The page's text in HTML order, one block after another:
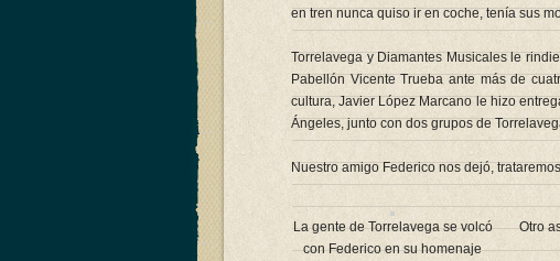
en tren nunca quiso ir en coche, tenía sus
Torrelavega y Diamantes Musicales le
Pabellón Vicente Trueba ante más de
cultura, Javier López Marcano le hizo
Ángeles, junto con dos grupos de
Nuestro amigo Federico nos dejó,
La gente de Torrelavega se volcó
con Federico en su homenaje
Otro